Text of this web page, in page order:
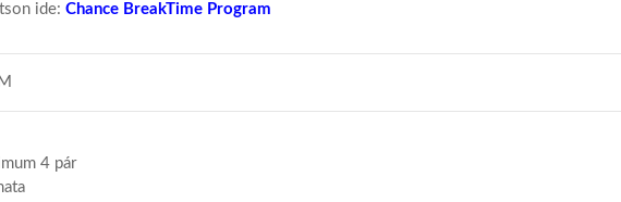
ide: Chance BreakTime Program
4 pár